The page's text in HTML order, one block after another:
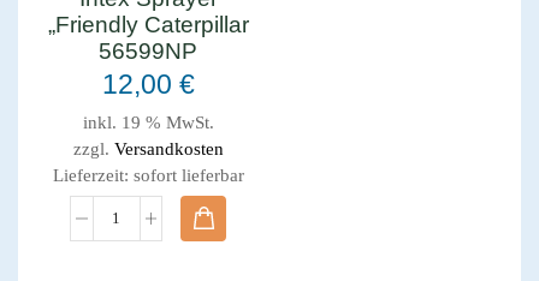
„Friendly Caterpillar
56599NP
12,00 €
inkl. 19 % MwSt.
zzgl. Versandkosten
Lieferzeit: sofort lieferbar